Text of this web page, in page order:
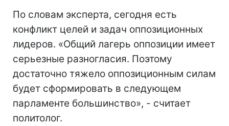
По словам эксперта, сегодня есть
конфликт целей и задач оппозиционных
лидеров. «Общий лагерь оппозиции имеет
серьезные разногласия. Поэтому
достаточно тяжело оппозиционным силам
будет сформировать в следующем
парламенте большинство», - считает
политолог.